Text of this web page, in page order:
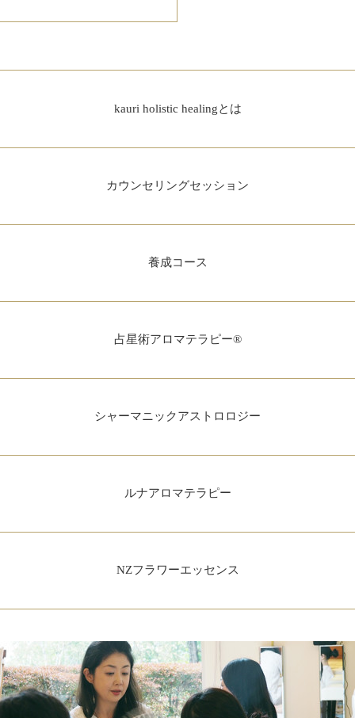
kauri holistic healingとは
カウンセリングセッション
養成コース
占星術アロマテラピー®
シャーマニックアストロロジー
ルナアロマテラピー
NZフラワーエッセンス